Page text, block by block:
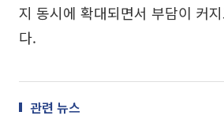
지 동시에 확대되면서 부담이 커
다.
관련 뉴스